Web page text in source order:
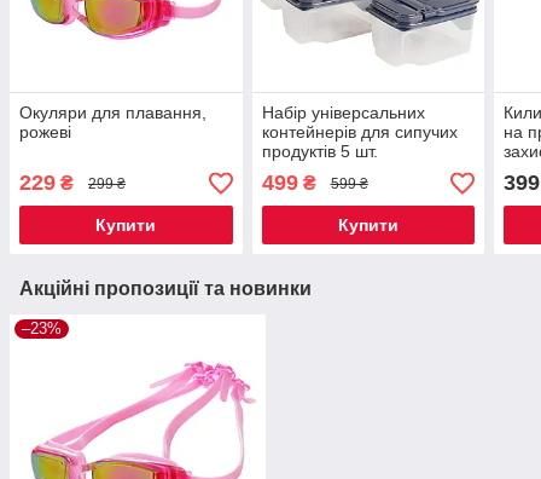
Окуляри для плавання,
рожеві
229 ₴ 299 ₴
Купити
Набір універсальних
контейнерів для сипучих
продуктів 5 шт.
499₴ 599 ₴
Купити
на
399
Акційні пропозиції та новинки
–23%